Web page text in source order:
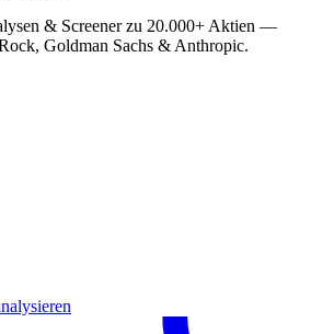
& Screener zu 20.000+ Aktien —
Goldman Sachs & Anthropic.